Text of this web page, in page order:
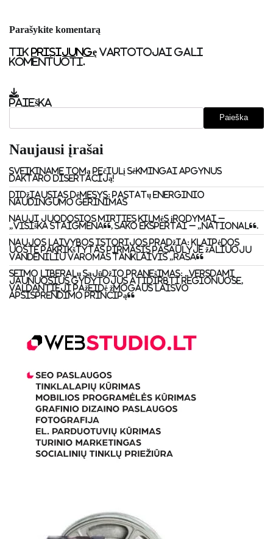
Parašykite komentarą
Tik prisijungę vartotojai gali
komentuoti.
Paieška
Paieška
Naujausi įrašai
Sveikiname Tomą Pečiulį sėkmingai apgynus
daktaro disertaciją!
Didžiausias dėmesys: pastatų energinio
naudingumo gerinimas
Nauji juodosios mirties kilmės įrodymai –
„visiška staigmena“, sako ekspertai – „National“.
Naujos laivybos istorijos pradžia: Klaipėdos
uoste pakrikštytas pirmasis pasaulyje žaliuoju
vandeniliu varomas tanklaivis „Rasa“
Seimo Liberalų sąjūdžio pranešimas: „Versdami
jaunuosius gydytojus atidirbti regionuose,
valdantieji pažeidė žmogaus laisvo
apsisprendimo principą“